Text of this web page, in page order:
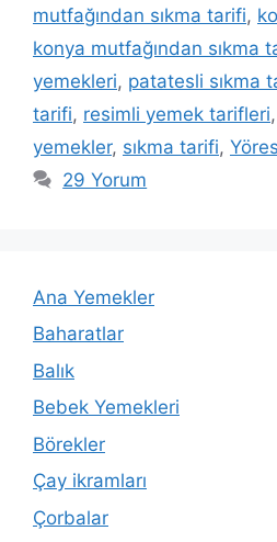
mutfağından sıkma tarifi,
konya mutfağından sıkma
yemekleri, patatesli sıkma
tarifi, resimli yemek tarifleri,
yemekler, sıkma tarifi,
29 Yorum
Ana Yemekler
Baharatlar
Balık
Bebek Yemekleri
Börekler
Çay ikramları
Çorbalar